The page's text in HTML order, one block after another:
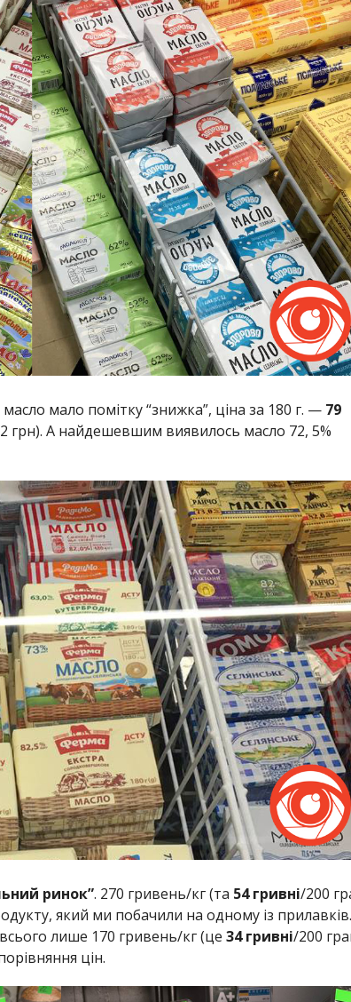
мало помітку “знижка”, ціна за 180 г. — 79
грн). А найдешевшим виявилось масло 72, 5%
ринок”. 270 гривень/кг (та 54 гривні/200
який ми побачили на одному із
лише 170 гривень/кг (це 34 гривні/200
цін.